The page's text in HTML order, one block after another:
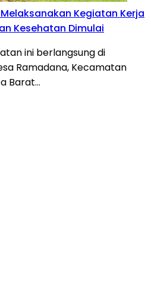
Kegiatan Kerja
Kesehatan Dimulai
ini berlangsung di
Ramadana, Kecamatan
Barat…